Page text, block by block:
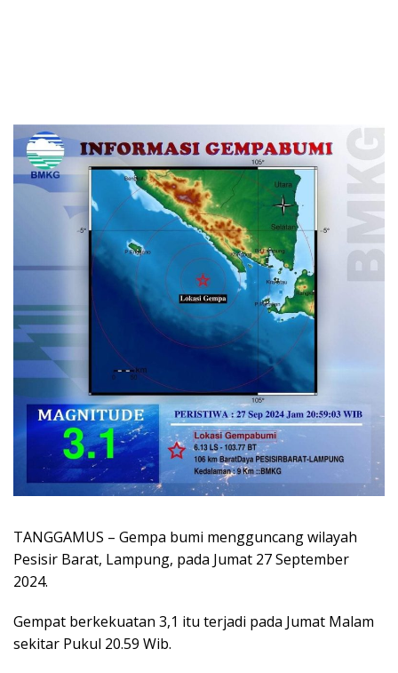
TANGGAMUS – Gempa bumi mengguncang wilayah
Pesisir Barat, Lampung, pada Jumat 27 September
2024.
Gempat berkekuatan 3,1 itu terjadi pada Jumat Malam
sekitar Pukul 20.59 Wib.